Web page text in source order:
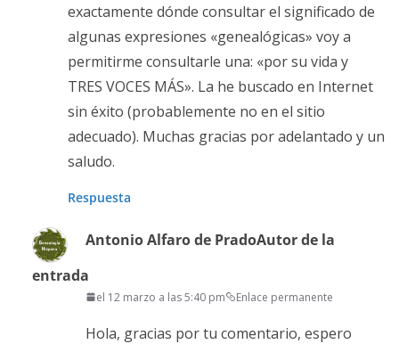
exactamente dónde consultar el significado de
algunas expresiones «genealógicas» voy a
permitirme consultarle una: «por su vida y
TRES VOCES MÁS». La he buscado en Internet
sin éxito (probablemente no en el sitio
adecuado). Muchas gracias por adelantado y un
saludo.
Respuesta
Antonio Alfaro de PradoAutor de la
entrada
el 12 marzo a las 5:40 pm Enlace permanente
Hola, gracias por tu comentario, espero